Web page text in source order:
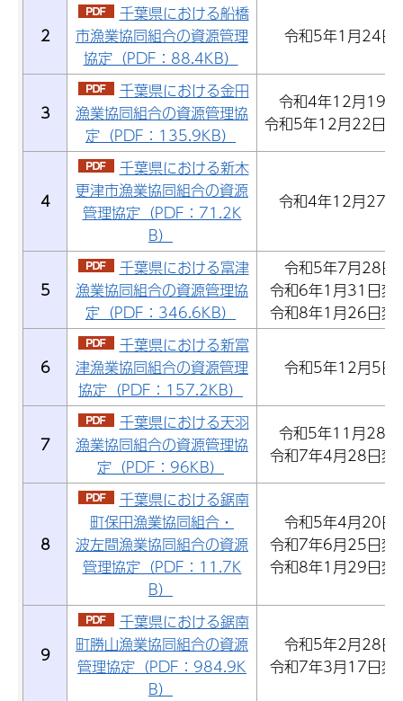
2
千葉県における船橋
市漁業協同組合の資源管理
協定（PDF：88.4KB）
令和5年1月24日
3
千葉県における金田
漁業協同組合の資源管理協
定（PDF：135.9KB）
令和4年12月19日
令和5年12月22日
4
千葉県における新木
更津市漁業協同組合の資源
管理協定（PDF：71.2K
B）
令和4年12月27日
5
千葉県における富津
漁業協同組合の資源管理協
定（PDF：346.6KB）
令和5年7月28日
令和6年1月31日変
令和8年1月26日変
6
千葉県における新富
津漁業協同組合の資源管理
協定（PDF：157.2KB）
令和5年12月5日
7
千葉県における天羽
漁業協同組合の資源管理協
定（PDF：96KB）
令和5年11月28日
令和7年4月28日変
8
千葉県における鋸南
町保田漁業協同組合・
波左間漁業協同組合の資源
管理協定（PDF：11.7K
B）
令和5年4月20日
令和7年6月25日変
令和8年1月29日変
9
千葉県における鋸南
町勝山漁業協同組合の資源
管理協定（PDF：984.9K
B）
令和5年2月28日
令和7年3月17日変